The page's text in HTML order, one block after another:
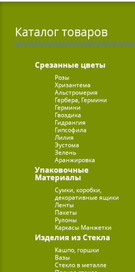
Каталог товаров
Срезанные цветы
Розы
Хризантема
Альстромерия
Гербера, Гермини
Гермини
Гвоздика
Гидрангия
Гипсофила
Лилия
Эустома
Зелень
Аранжировка
Упаковочные
Материалы
Сумки, коробки,
декоративные ящики
Ленты
Пакеты
Рулоны
Каркасы Манжетки
Изделия из Стекла
Кашпо, горшки
Вазы
Стекло в металле